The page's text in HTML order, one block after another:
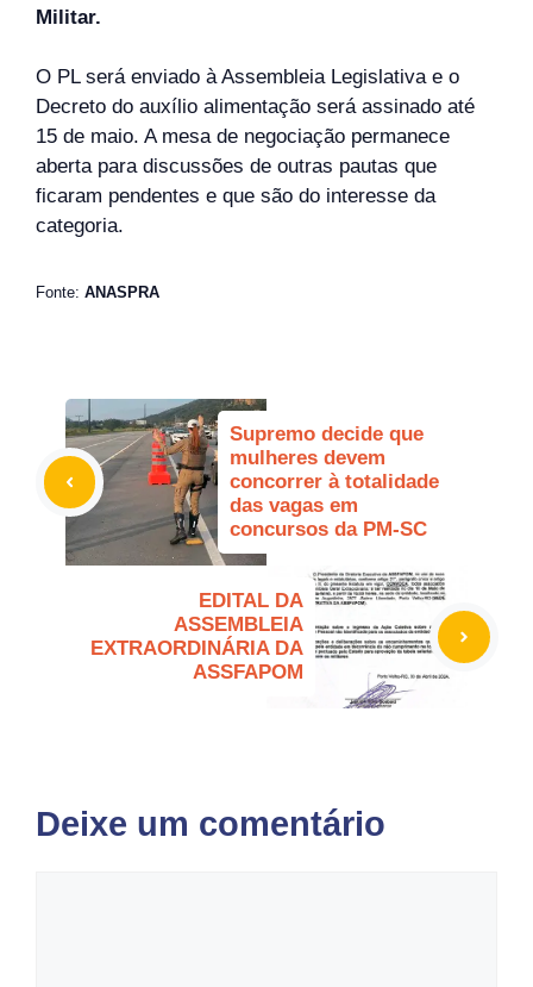
Militar.
O PL será enviado à Assembleia Legislativa e o
Decreto do auxílio alimentação será assinado até
15 de maio. A mesa de negociação permanece
aberta para discussões de outras pautas que
ficaram pendentes e que são do interesse da
categoria.
Fonte: ANASPRA
Supremo decide que
mulheres devem
concorrer à totalidade
das vagas em
concursos da PM-SC
EDITAL DA
ASSEMBLEIA
EXTRAORDINÁRIA DA
ASSFAPOM
Deixe um comentário